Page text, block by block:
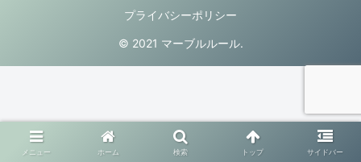
プライバシーポリシー
© 2021 マーブルルール.
メニュー ホーム 検索 トップ サイドバー